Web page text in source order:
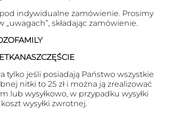
indywidualne zamówienie. Prosimy
składając zamówienie.
tylko jeśli posiadają Państwo wszystkie
nitki to 25 zł i można ją zrealizować
lub wysyłkowo, w przypadku wysyłki
wysyłki zwrotnej.